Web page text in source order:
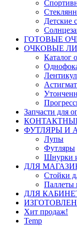
Детские
ГОТОВЫЕ
ОЧКОВЫЕ
Каталог
Запчасти для
ФУТЛЯРЫ И
Лупы
Футляры
Шнурки
ДЛЯ
Стойки
Паллеты
ДЛЯ
Хит продаж!
Temp